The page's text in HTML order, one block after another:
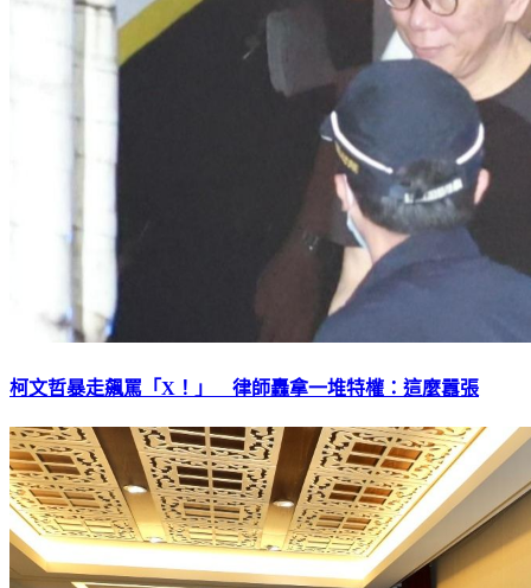
柯文哲暴走飆罵「X！」 律師轟拿一堆特權：這麼囂張